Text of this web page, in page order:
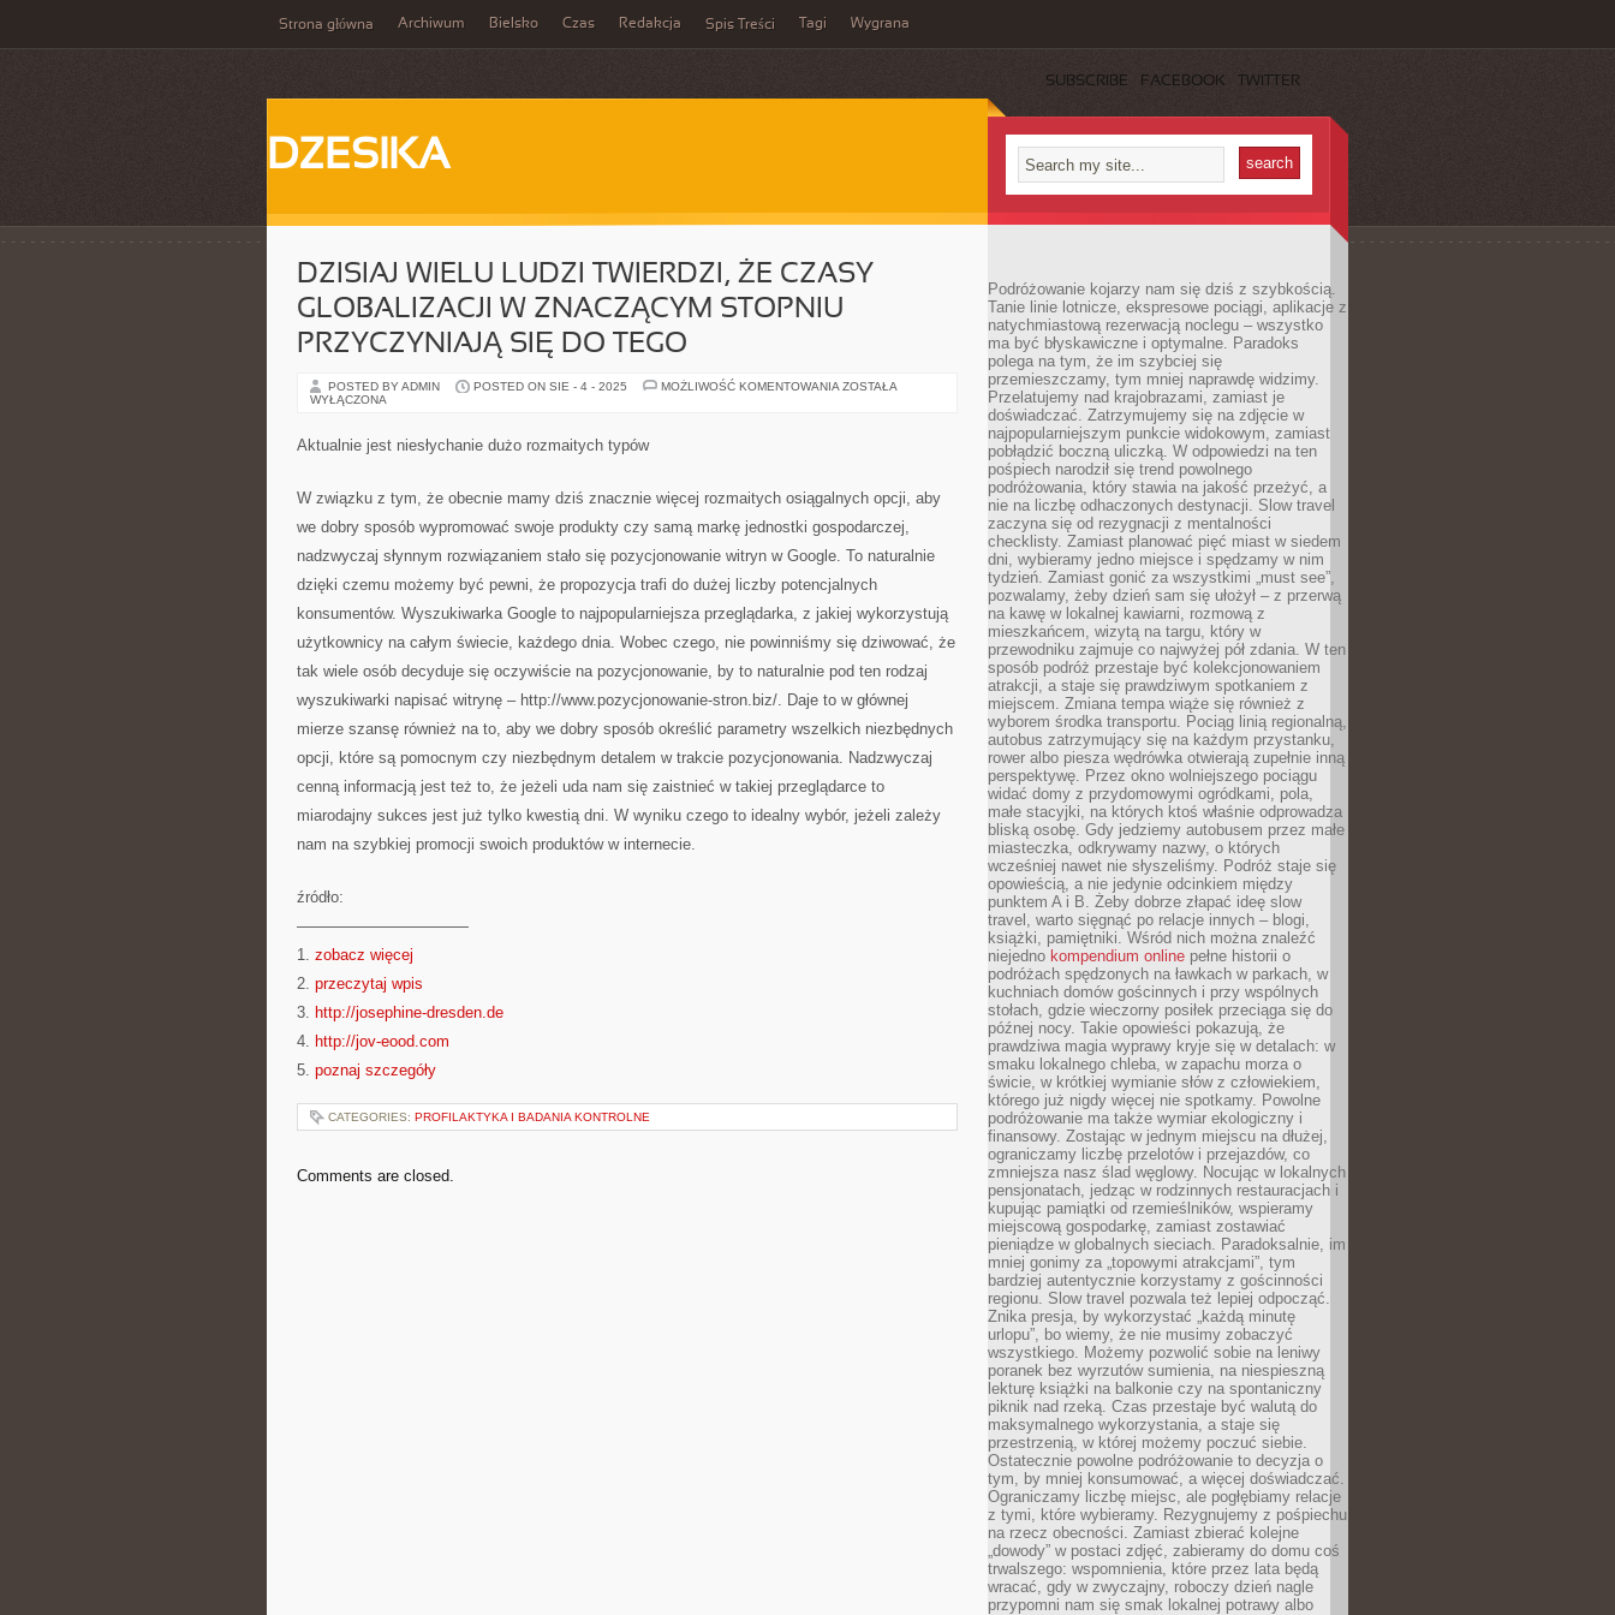
Strona główna Archiwum Bielsko Czas Redakcja Spis Treści Tagi Wygrana
SUBSCRIBE FACEBOOK TWITTER
DZESIKA
DZISIAJ WIELU LUDZI TWIERDZI, ŻE CZASY
GLOBALIZACJI W ZNACZĄCYM STOPNIU
PRZYCZYNIAJĄ SIĘ DO TEGO
POSTED BY ADMIN POSTED ON SIE - 4 - 2025 MOŻLIWOŚĆ KOMENTOWANIA DZISIAJ
ZNACZĄCYM
STOPNIU
SIĘ
TEGO
ZOSTAŁA
WYŁĄCZONA
Aktualnie jest niesłychanie dużo rozmaitych typów
W związku z tym, że obecnie mamy dziś znacznie więcej rozmaitych osiągalnych opcji, aby
we dobry sposób wypromować swoje produkty czy samą markę jednostki gospodarczej,
nadzwyczaj słynnym rozwiązaniem stało się pozycjonowanie witryn w Google. To naturalnie
dzięki czemu możemy być pewni, że propozycja trafi do dużej liczby potencjalnych
konsumentów. Wyszukiwarka Google to najpopularniejsza przeglądarka, z jakiej wykorzystują
użytkownicy na całym świecie, każdego dnia. Wobec czego, nie powinniśmy się dziwować, że
tak wiele osób decyduje się oczywiście na pozycjonowanie, by to naturalnie pod ten rodzaj
wyszukiwarki napisać witrynę – http://www.pozycjonowanie-stron.biz/. Daje to w głównej
mierze szansę również na to, aby we dobry sposób określić parametry wszelkich niezbędnych
opcji, które są pomocnym czy niezbędnym detalem w trakcie pozycjonowania. Nadzwyczaj
cenną informacją jest też to, że jeżeli uda nam się zaistnieć w takiej przeglądarce to
miarodajny sukces jest już tylko kwestią dni. W wyniku czego to idealny wybór, jeżeli zależy
nam na szybkiej promocji swoich produktów w internecie.
źródło:
———————————
1. zobacz więcej
2. przeczytaj wpis
3. http://josephine-dresden.de
4. http://jov-eood.com
5. poznaj szczegóły
CATEGORIES: PROFILAKTYKA I BADANIA KONTROLNE
Comments are closed.
Podróżowanie kojarzy nam się dziś z szybkością.
Tanie linie lotnicze, ekspresowe pociągi, aplikacje z
natychmiastową rezerwacją noclegu – wszystko
ma być błyskawiczne i optymalne. Paradoks
polega na tym, że im szybciej się
przemieszczamy, tym mniej naprawdę widzimy.
Przelatujemy nad krajobrazami, zamiast je
doświadczać. Zatrzymujemy się na zdjęcie w
najpopularniejszym punkcie widokowym, zamiast
pobłądzić boczną uliczką. W odpowiedzi na ten
pośpiech narodził się trend powolnego
podróżowania, który stawia na jakość przeżyć, a
nie na liczbę odhaczonych destynacji. Slow travel
zaczyna się od rezygnacji z mentalności
checklisty. Zamiast planować pięć miast w siedem
dni, wybieramy jedno miejsce i spędzamy w nim
tydzień. Zamiast gonić za wszystkimi „must see”,
pozwalamy, żeby dzień sam się ułożył – z przerwą
na kawę w lokalnej kawiarni, rozmową z
mieszkańcem, wizytą na targu, który w
przewodniku zajmuje co najwyżej pół zdania. W ten
sposób podróż przestaje być kolekcjonowaniem
atrakcji, a staje się prawdziwym spotkaniem z
miejscem. Zmiana tempa wiąże się również z
wyborem środka transportu. Pociąg linią regionalną,
autobus zatrzymujący się na każdym przystanku,
rower albo piesza wędrówka otwierają zupełnie inną
perspektywę. Przez okno wolniejszego pociągu
widać domy z przydomowymi ogródkami, pola,
małe stacyjki, na których ktoś właśnie odprowadza
bliską osobę. Gdy jedziemy autobusem przez małe
miasteczka, odkrywamy nazwy, o których
wcześniej nawet nie słyszeliśmy. Podróż staje się
opowieścią, a nie jedynie odcinkiem między
punktem A i B. Żeby dobrze złapać ideę slow
travel, warto sięgnąć po relacje innych – blogi,
książki, pamiętniki. Wśród nich można znaleźć
niejedno kompendium online pełne historii o
podróżach spędzonych na ławkach w parkach, w
kuchniach domów gościnnych i przy wspólnych
stołach, gdzie wieczorny posiłek przeciąga się do
późnej nocy. Takie opowieści pokazują, że
prawdziwa magia wyprawy kryje się w detalach: w
smaku lokalnego chleba, w zapachu morza o
świcie, w krótkiej wymianie słów z człowiekiem,
którego już nigdy więcej nie spotkamy. Powolne
podróżowanie ma także wymiar ekologiczny i
finansowy. Zostając w jednym miejscu na dłużej,
ograniczamy liczbę przelotów i przejazdów, co
zmniejsza nasz ślad węglowy. Nocując w lokalnych
pensjonatach, jedząc w rodzinnych restauracjach i
kupując pamiątki od rzemieślników, wspieramy
miejscową gospodarkę, zamiast zostawiać
pieniądze w globalnych sieciach. Paradoksalnie, im
mniej gonimy za „topowymi atrakcjami”, tym
bardziej autentycznie korzystamy z gościnności
regionu. Slow travel pozwala też lepiej odpocząć.
Znika presja, by wykorzystać „każdą minutę
urlopu”, bo wiemy, że nie musimy zobaczyć
wszystkiego. Możemy pozwolić sobie na leniwy
poranek bez wyrzutów sumienia, na niespieszną
lekturę książki na balkonie czy na spontaniczny
piknik nad rzeką. Czas przestaje być walutą do
maksymalnego wykorzystania, a staje się
przestrzenią, w której możemy poczuć siebie.
Ostatecznie powolne podróżowanie to decyzja o
tym, by mniej konsumować, a więcej doświadczać.
Ograniczamy liczbę miejsc, ale pogłębiamy relacje
z tymi, które wybieramy. Rezygnujemy z pośpiechu
na rzecz obecności. Zamiast zbierać kolejne
„dowody” w postaci zdjęć, zabieramy do domu coś
trwalszego: wspomnienia, które przez lata będą
wracać, gdy w zwyczajny, roboczy dzień nagle
przypomni nam się smak lokalnej potrawy albo